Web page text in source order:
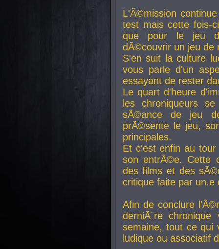
L'Ã©mission
test mais cette fois-
que pour le jeu
dÃ©couvrir un jeu de
S'en suit la culture
vous parle d'un
essayant de rester
Le quart d'heure
les chroniqueurs
sÃ©ance de jeu
prÃ©sente le jeu,
principales.
Et c'est enfin au
son entrÃ©e. Cette
des films et des
critique faite par
Afin de conclure
derniÃ¨re
semaine, tout ce qui
ludique ou associatif